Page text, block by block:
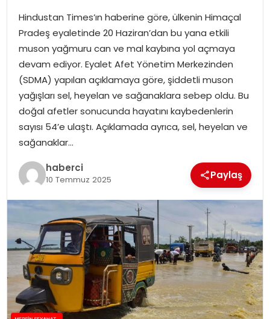
Hindustan Times’ın haberine göre, ülkenin Himaçal
Pradeş eyaletinde 20 Haziran’dan bu yana etkili
muson yağmuru can ve mal kaybına yol açmaya
devam ediyor. Eyalet Afet Yönetim Merkezinden
(SDMA) yapılan açıklamaya göre, şiddetli muson
yağışları sel, heyelan ve sağanaklara sebep oldu. Bu
doğal afetler sonucunda hayatını kaybedenlerin
sayısı 54’e ulaştı. Açıklamada ayrıca, sel, heyelan ve
sağanaklar…
haberci
10 Temmuz 2025 Paylaş